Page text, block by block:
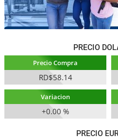
PRECIO
Precio Compra
RD$58.14
Variacion
+0.00 %
PRECIO